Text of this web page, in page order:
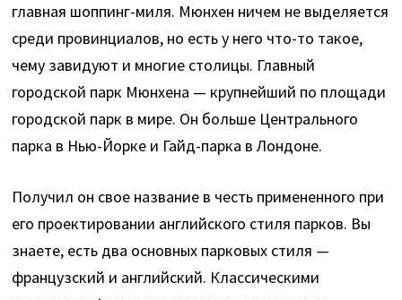
главная шоппинг-миля. Мюнхен ничем не выделяется
среди провинциалов, но есть у него что-то такое,
чему завидуют и многие столицы. Главный
городской парк Мюнхена — крупнейший по площади
городской парк в мире. Он больше Центрального
парка в Нью-Йорке и Гайд-парка в Лондоне.
Получил он свое название в честь примененного при
его проектировании английского стиля парков. Вы
знаете, есть два основных парковых стиля —
французский и английский. Классическими